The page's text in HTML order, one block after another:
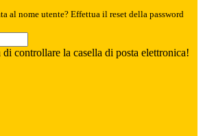
al nome utente? Effettua il reset della password
controllare la casella di posta elettronica!